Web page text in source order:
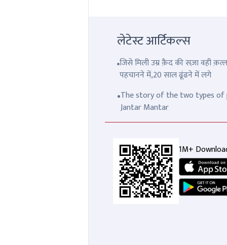
लेटेस्ट आर्टिकल्स
जिसे मिली उम्र क़ैद की सज़ा वही
पहचानने में,20 साल ढूंढने में लगे
The story of the two types of
Jantar Mantar
1M+